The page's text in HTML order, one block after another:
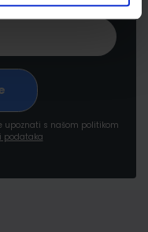
upoznati s našom politikom
podataka